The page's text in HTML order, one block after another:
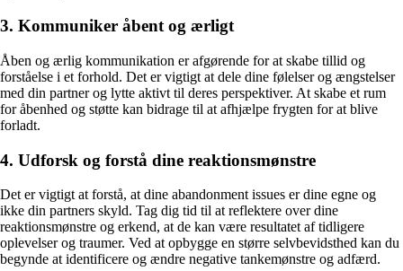
3. Kommuniker åbent og ærligt
Åben og ærlig kommunikation er afgørende for at skabe tillid og
forståelse i et forhold. Det er vigtigt at dele dine følelser og ængstelser
med din partner og lytte aktivt til deres perspektiver. At skabe et rum
for åbenhed og støtte kan bidrage til at afhjælpe frygten for at blive
forladt.
4. Udforsk og forstå dine reaktionsmønstre
Det er vigtigt at forstå, at dine abandonment issues er dine egne og
ikke din partners skyld. Tag dig tid til at reflektere over dine
reaktionsmønstre og erkend, at de kan være resultatet af tidligere
oplevelser og traumer. Ved at opbygge en større selvbevidsthed kan du
begynde at identificere og ændre negative tankemønstre og adfærd.